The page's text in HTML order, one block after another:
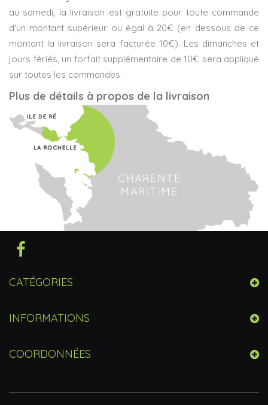
au samedi, la livraison est gratuite pour toute commande
d'un montant supérieur ou égal à 20€ (en dessous de ce
montant la livraison sera facturée 10€). Les dimanches et
jours fériés, un forfait supplémentaire de 10€ sera appliqué
sur toutes les commandes.
Plus de détails à propos de la livraison
CATÉGORIES
INFORMATIONS
COORDONNÉES